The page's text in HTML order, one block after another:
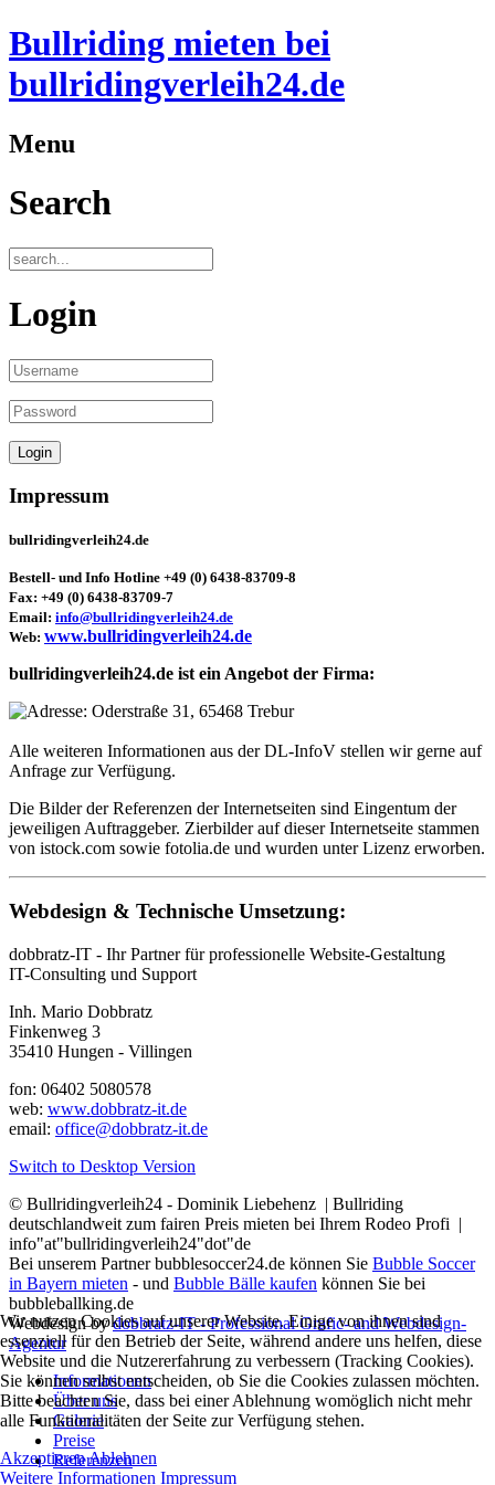
Bullriding mieten bei
bullridingverleih24.de
Menu
Search
Login
Impressum
bullridingverleih24.de
Bestell- und Info Hotline +49 (0) 6438-83709-8
Fax: +49 (0) 6438-83709-7
Email: info@bullridingverleih24.de
Web: www.bullridingverleih24.de
bullridingverleih24.de ist ein Angebot der Firma:
Bullridingverleih24
Alle weiteren Informationen aus der DL-InfoV stellen wir gerne auf
Anfrage zur Verfügung.
Die Bilder der Referenzen der Internetseiten sind Eingentum der
jeweiligen Auftraggeber. Zierbilder auf dieser Internetseite stammen
von istock.com sowie fotolia.de und wurden unter Lizenz erworben.
Webdesign & Technische Umsetzung:
dobbratz-IT - Ihr Partner für professionelle Website-Gestaltung
IT-Consulting und Support
Inh. Mario Dobbratz
Finkenweg 3
35410 Hungen - Villingen
fon: 06402 5080578
web: www.dobbratz-it.de
email: office@dobbratz-it.de
Switch to Desktop Version
© Bullridingverleih24 - Dominik Liebehenz | Bullriding
deutschlandweit zum fairen Preis mieten bei Ihrem Rodeo Profi |
info"at"bullridingverleih24"dot"de
Bei unserem Partner bubblesoccer24.de können Sie Bubble Soccer
in Bayern mieten - und Bubble Bälle kaufen können Sie bei
bubbleballking.de
Webdesign bydobbratz-IT - Professional Grafic- and Webdesign-
Agentur
Informationen
Über uns
Galerie
Preise
Referenzen
Wir nutzen Cookies auf unserer Website. Einige von ihnen sind
essenziell für den Betrieb der Seite, während andere uns helfen, diese
Website und die Nutzererfahrung zu verbessern (Tracking Cookies).
Sie können selbst entscheiden, ob Sie die Cookies zulassen möchten.
Bitte beachten Sie, dass bei einer Ablehnung womöglich nicht mehr
alle Funktionalitäten der Seite zur Verfügung stehen.
AkzeptierenAblehnen
Weitere Informationen Impressum